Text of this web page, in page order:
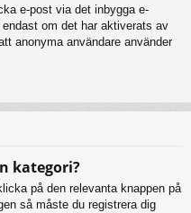
e-post via det inbygga e-
om det har aktiverats av
anonyma användare använder
kategori?
på den relevanta knappen på
så måste du registrera dig